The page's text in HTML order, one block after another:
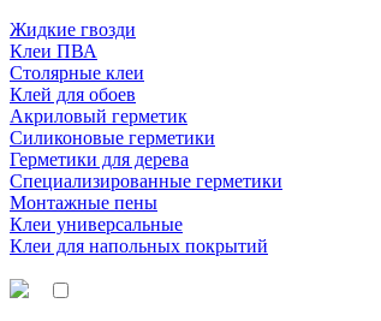
Жидкие гвозди
Клеи ПВА
Столярные клеи
Клей для обоев
Акриловый герметик
Силиконовые герметики
Герметики для дерева
Специализированные герметики
Монтажные пены
Клеи универсальные
Клеи для напольных покрытий